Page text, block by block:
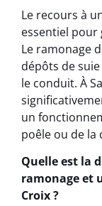
Le recours à
essentiel pour
Le ramonage
dépôts de
le conduit. À
un
poêle ou de la
Quelle est la
ramonage et
Croix ?